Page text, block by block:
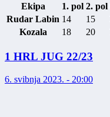
Ekipa
1. pol 2. pol
Rudar Labin 14 15
Kozala
18 20
1 HRL JUG 22/23
6. svibnja 2023. - 20:00